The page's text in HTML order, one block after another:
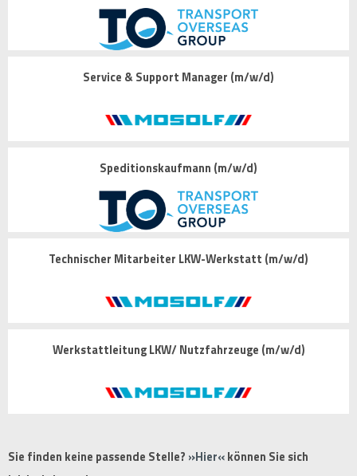
Service & Support Manager (m/w/d)
Speditionskaufmann (m/w/d)
Technischer Mitarbeiter LKW-Werkstatt (m/w/d)
Werkstattleitung LKW/ Nutzfahrzeuge (m/w/d)
Sie finden keine passende Stelle? Hier
können Sie sich